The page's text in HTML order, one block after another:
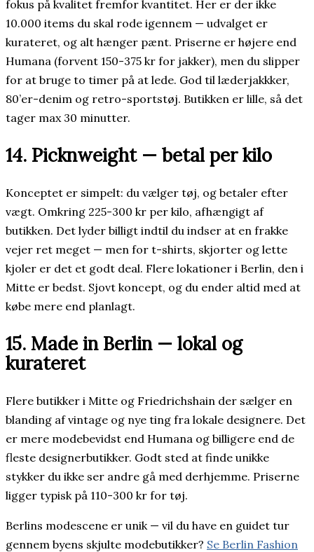
fokus på kvalitet fremfor kvantitet. Her er der ikke
10.000 items du skal rode igennem — udvalget er
kurateret, og alt hænger pænt. Priserne er højere end
Humana (forvent 150-375 kr for jakker), men du slipper
for at bruge to timer på at lede. God til læderjakkker,
80’er-denim og retro-sportstøj. Butikken er lille, så det
tager max 30 minutter.
14. Picknweight — betal per kilo
Konceptet er simpelt: du vælger tøj, og betaler efter
vægt. Omkring 225-300 kr per kilo, afhængigt af
butikken. Det lyder billigt indtil du indser at en frakke
vejer ret meget — men for t-shirts, skjorter og lette
kjoler er det et godt deal. Flere lokationer i Berlin, den i
Mitte er bedst. Sjovt koncept, og du ender altid med at
købe mere end planlagt.
15. Made in Berlin — lokal og
kurateret
Flere butikker i Mitte og Friedrichshain der sælger en
blanding af vintage og nye ting fra lokale designere. Det
er mere modebevidst end Humana og billigere end de
fleste designerbutikker. Godt sted at finde unikke
stykker du ikke ser andre gå med derhjemme. Priserne
ligger typisk på 110-300 kr for tøj.
Berlins modescene er unik — vil du have en guidet tur
gennem byens skjulte modebutikker? Se Berlin Fashion